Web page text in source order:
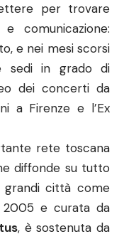
per trovare
comunicazione:
e nei mesi scorsi
sedi in grado di
dei concerti da
a Firenze e l’Ex
rete toscana
diffonde su tutto
città come
2005 e curata da
, è sostenuta da